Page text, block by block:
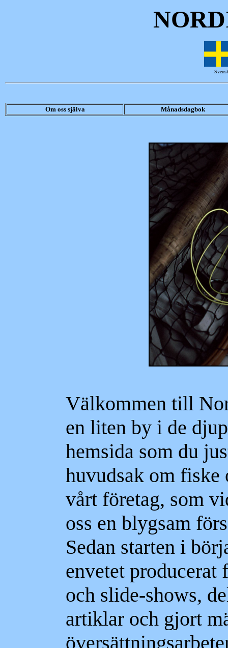
Om oss själva Månadsdagbok
Välkommen till
en liten by i de
hemsida som du
huvudsak om
vårt företag, som
oss en blygsam
Sedan starten i
envetet
och slide-shows,
artiklar och gjort